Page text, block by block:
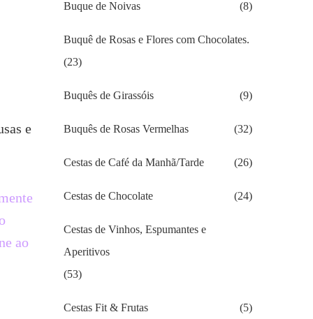
e
ao
Buque de Noivas (8)
Buquê de Rosas e Flores com Chocolates.
(23)
Buquês de Girassóis (9)
Buquês de Rosas Vermelhas (32)
Cestas de Café da Manhã/Tarde (26)
Cestas de Chocolate (24)
Cestas de Vinhos, Espumantes e
Aperitivos
(53)
Cestas Fit & Frutas (5)